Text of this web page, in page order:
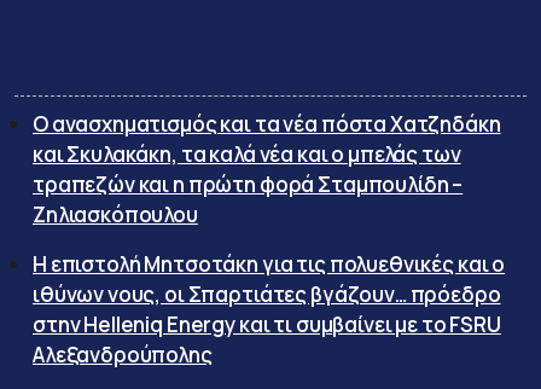
Ο ανασχηματισμός και τα νέα πόστα Χατζηδάκη
και Σκυλακάκη, τα καλά νέα και ο μπελάς των
τραπεζών και η πρώτη φορά Σταμπουλίδη –
Ζηλιασκόπουλου
Η επιστολή Μητσοτάκη για τις πολυεθνικές και ο
ιθύνων νους, οι Σπαρτιάτες βγάζουν… πρόεδρο
στην Helleniq Energy και τι συμβαίνει με το FSRU
Αλεξανδρούπολης